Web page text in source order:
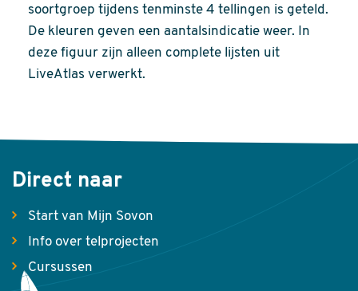
soortgroep tijdens tenminste 4 tellingen is geteld.
De kleuren geven een aantalsindicatie weer. In
deze figuur zijn alleen complete lijsten uit
LiveAtlas verwerkt.
Direct naar
Start van Mijn Sovon
Info over telprojecten
Cursussen